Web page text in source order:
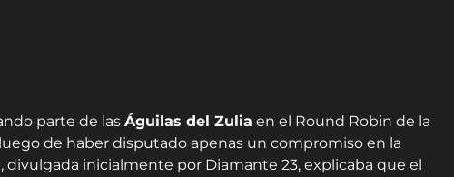
parte de las Águilas del Zulia en el Round Robin de la
luego de haber disputado apenas un compromiso en la
divulgada inicialmente por Diamante 23, explicaba que el